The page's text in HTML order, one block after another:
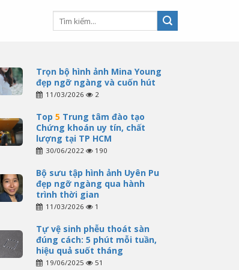
Trọn bộ hình ảnh Mina Young
đẹp ngỡ ngàng và cuốn hút
11/03/2026 2
Top 5 Trung tâm đào tạo
Chứng khoán uy tín, chất
lượng tại TP HCM
30/06/2022 190
Bộ sưu tập hình ảnh Uyên Pu
đẹp ngỡ ngàng qua hành
trình thời gian
11/03/2026 1
Tự vệ sinh phễu thoát sàn
đúng cách: 5 phút mỗi tuần,
hiệu quả suốt tháng
19/06/2025 51